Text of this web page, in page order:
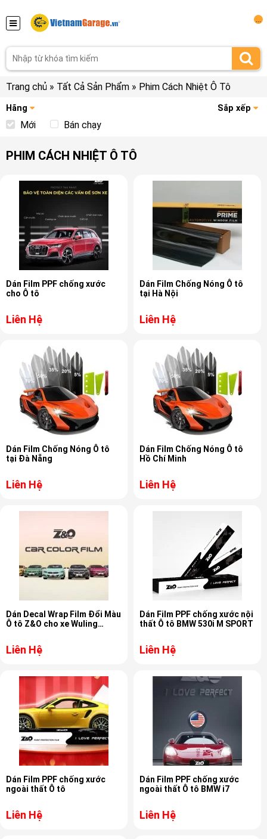
Trang chủ » Tất Cả Sản Phẩm » Phim Cách Nhiệt Ô Tô
Hãng Sắp xếp
Mới Bán chạy
PHIM CÁCH NHIỆT Ô TÔ
Dán Film PPF chống xước
cho Ô tô
Liên Hệ
Dán Film Chống Nóng Ô tô
tại Hà Nội
Liên Hệ
Dán Film Chống Nóng Ô tô
tại Đà Nẵng
Liên Hệ
Dán Film Chống Nóng Ô tô
Hồ Chí Minh
Liên Hệ
Dán Decal Wrap Film Đổi Màu
Ô tô Z&O cho xe Wuling
Liên Hệ
Dán Film PPF chống xước nội
thất Ô tô BMW 530i M SPORT
Liên Hệ
Dán Film PPF chống xước
ngoài thất Ô tô
Liên Hệ
Dán Film PPF chống xước
ngoài thất Ô tô BMW i7
Liên Hệ